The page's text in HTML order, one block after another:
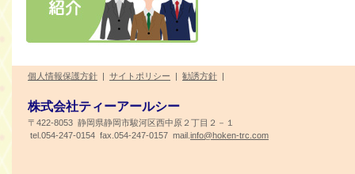
個人情報保護方針 | サイトポリシー | 勧誘方針 |
株式会社ティーアールシー
〒422-8053 静岡県静岡市駿河区西中原２丁目２－１
tel.054-247-0154 fax.054-247-0157 mail. info@hoken-trc.com